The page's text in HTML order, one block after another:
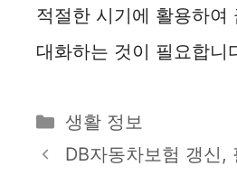
적절한 시기에 활용하여
대화하는 것이 필요합니
카
테
생활 정보
DB자동차보험 갱신,